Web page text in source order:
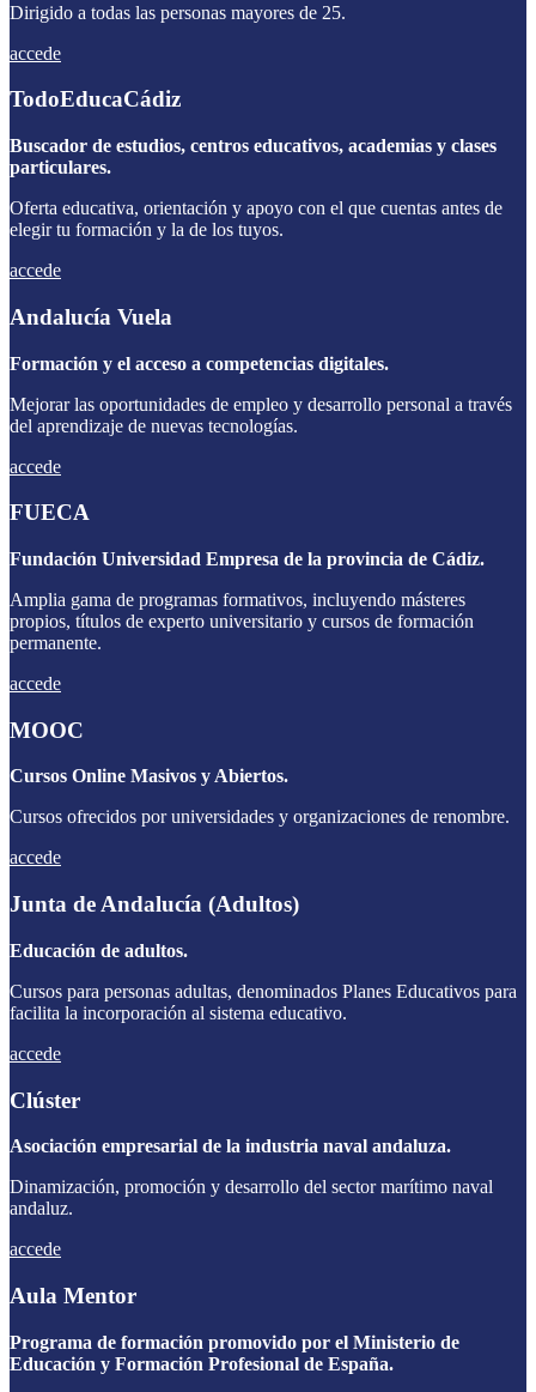
Dirigido a todas las personas mayores de 25.
accede
TodoEducaCádiz
Buscador de estudios, centros educativos, academias y clases
particulares.
Oferta educativa, orientación y apoyo con el que cuentas antes de
elegir tu formación y la de los tuyos.
accede
Andalucía Vuela
Formación y el acceso a competencias digitales.
Mejorar las oportunidades de empleo y desarrollo personal a través
del aprendizaje de nuevas tecnologías.
accede
FUECA
Fundación Universidad Empresa de la provincia de Cádiz.
Amplia gama de programas formativos, incluyendo másteres
propios, títulos de experto universitario y cursos de formación
permanente.
accede
MOOC
Cursos Online Masivos y Abiertos.
Cursos ofrecidos por universidades y organizaciones de renombre.
accede
Junta de Andalucía (Adultos)
Educación de adultos.
Cursos para personas adultas, denominados Planes Educativos para
facilita la incorporación al sistema educativo.
accede
Clúster
Asociación empresarial de la industria naval andaluza.
Dinamización, promoción y desarrollo del sector marítimo naval
andaluz.
accede
Aula Mentor
Programa de formación promovido por el Ministerio de
Educación y Formación Profesional de España.